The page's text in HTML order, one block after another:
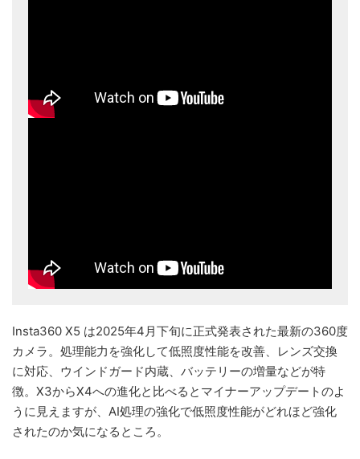
Insta360 X5 は2025年4月下旬に正式発表された最新の360度
カメラ。処理能力を強化して低照度性能を改善、レンズ交換
に対応、ウインドガード内蔵、バッテリーの増量などが特
徴。X3からX4への進化と比べるとマイナーアップデートのよ
うに見えますが、AI処理の強化で低照度性能がどれほど強化
されたのか気になるところ。